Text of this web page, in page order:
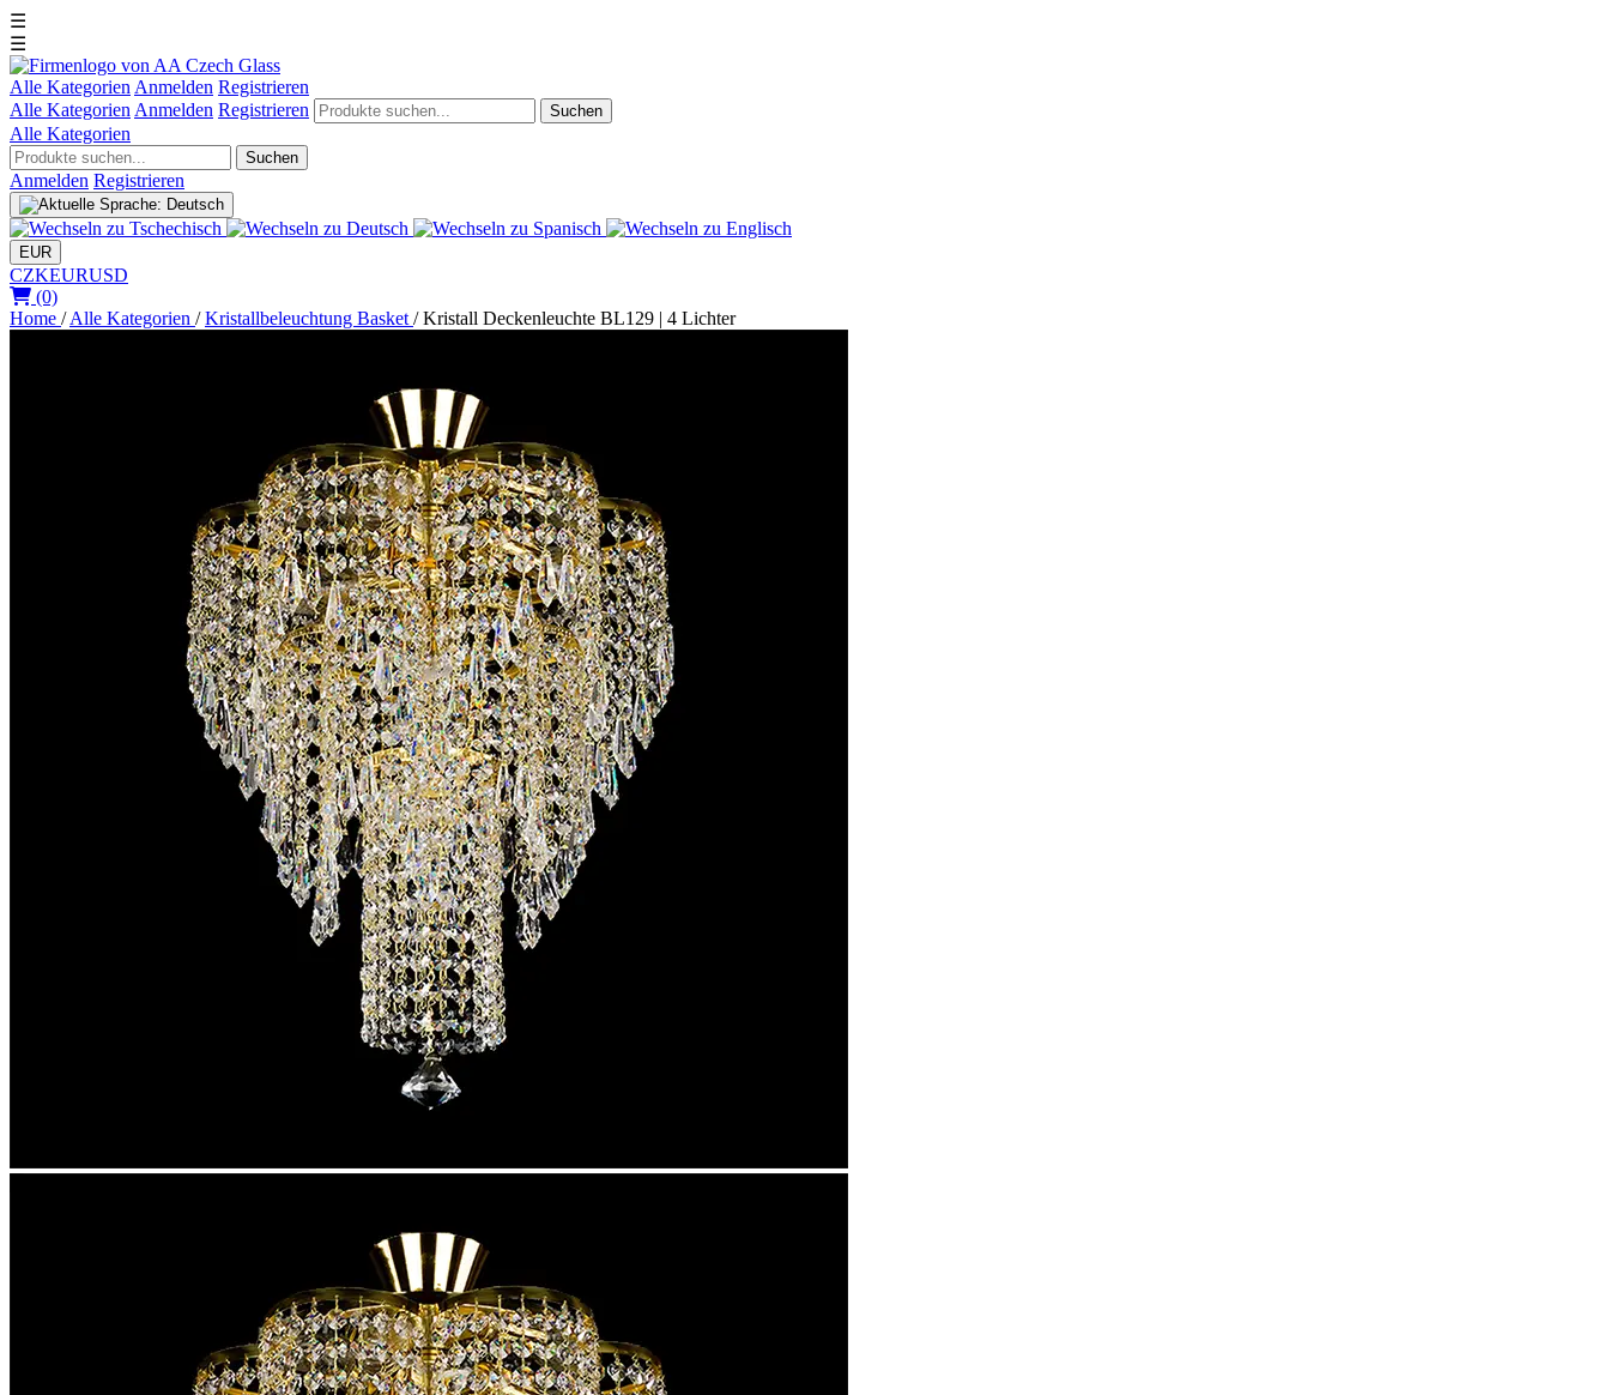
☰
☰
Alle Kategorien Anmelden Registrieren
Alle Kategorien Anmelden Registrieren Suchen
Alle Kategorien
Suchen
Anmelden Registrieren
EUR
CZKEURUSD
(0)
Home / Alle Kategorien / Kristallbeleuchtung Basket / Kristall Deckenleuchte BL129 | 4 Lichter